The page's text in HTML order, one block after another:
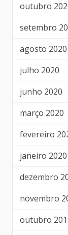
outubro
setembro
agosto 2020
julho 2020
junho 2020
março 2020
fevereiro
janeiro 2020
dezembro
novembro
outubro